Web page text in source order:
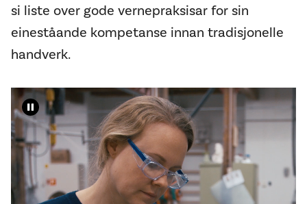
si liste over gode vernepraksisar for sin
eineståande kompetanse innan tradisjonelle
handverk.